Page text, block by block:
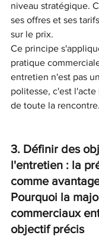
niveau stratégique.
ses offres et ses
sur le prix.
Ce principe
pratique
entretien n'est pas
politesse, c'est
de toute la rencontre.
3. Définir des
l'entretien : la
comme
Pourquoi la
commerciaux
objectif précis